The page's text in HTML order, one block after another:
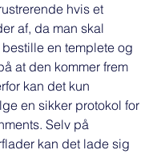
hvis et
af, da man skal
en templete og
at den kommer frem
kan det kun
en sikker protokol for
Selv på
kan det lade sig